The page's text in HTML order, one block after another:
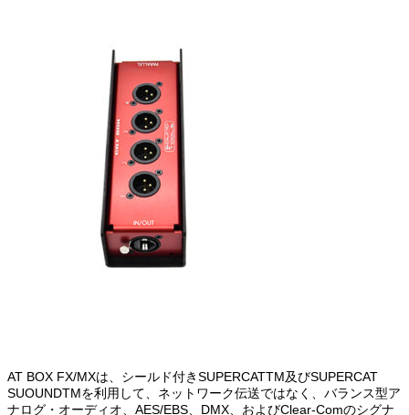
AT BOX FX/MXは、シールド付きSUPERCATTM及びSUPERCAT
SUOUNDTMを利用して、ネットワーク伝送ではなく、バランス型ア
ナログ・オーディオ、AES/EBS、DMX、およびClear-Comのシグナ